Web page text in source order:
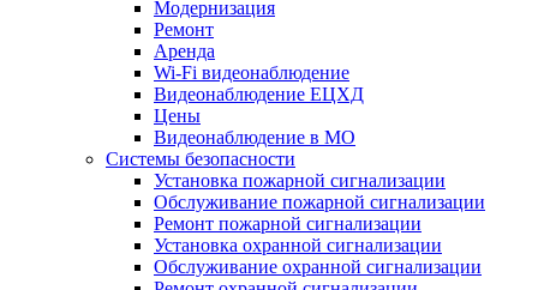
Модернизация
Ремонт
Аренда
Wi-Fi видеонаблюдение
Видеонаблюдение ЕЦХД
Цены
Видеонаблюдение в МО
Системы безопасности
Установка пожарной сигнализации
Обслуживание пожарной сигнализации
Ремонт пожарной сигнализации
Установка охранной сигнализации
Обслуживание охранной сигнализации